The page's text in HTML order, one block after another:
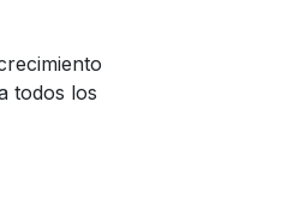
todos los